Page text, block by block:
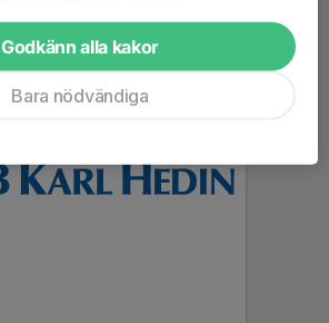
Godkänn alla kakor
Bara nödvändiga